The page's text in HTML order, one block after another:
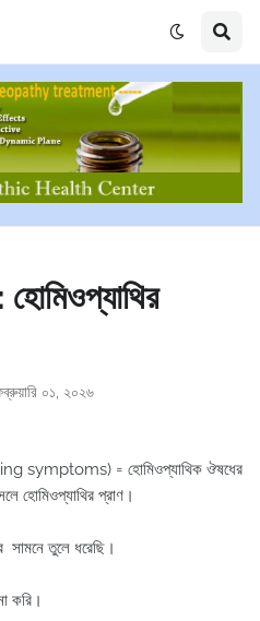
০১, ২০২৬
symptoms) = হোমিওপ্যাথিক ঔষধের
হোমিওপ্যাথির প্রাণ।
সামনে তুলে ধরেছি।
করি।